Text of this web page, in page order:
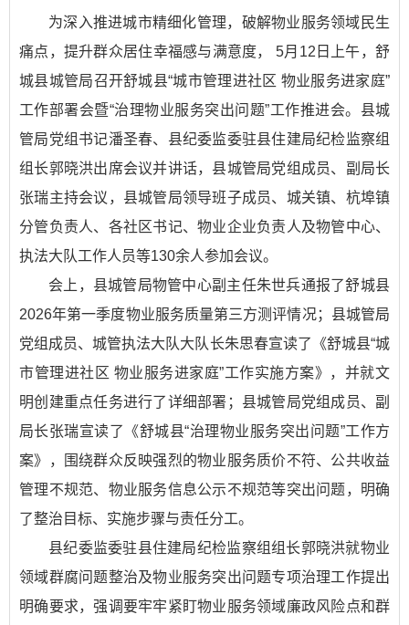
为深入推进城市精细化管理，破解物业服务领域民生
痛点，提升群众居住幸福感与满意度， 5月12日上午，舒
城县城管局召开舒城县“城市管理进社区 物业服务进家庭”
工作部署会暨“治理物业服务突出问题”工作推进会。县城
管局党组书记潘圣春、县纪委监委驻县住建局纪检监察组
组长郭晓洪出席会议并讲话，县城管局党组成员、副局长
张瑞主持会议，县城管局领导班子成员、城关镇、杭埠镇
分管负责人、各社区书记、物业企业负责人及物管中心、
执法大队工作人员等130余人参加会议。
会上，县城管局物管中心副主任朱世兵通报了舒城县
2026年第一季度物业服务质量第三方测评情况；县城管局
党组成员、城管执法大队大队长朱思春宣读了《舒城县“城
市管理进社区 物业服务进家庭”工作实施方案》，并就文
明创建重点任务进行了详细部署；县城管局党组成员、副
局长张瑞宣读了《舒城县“治理物业服务突出问题”工作方
案》，围绕群众反映强烈的物业服务质价不符、公共收益
管理不规范、物业服务信息公示不规范等突出问题，明确
了整治目标、实施步骤与责任分工。
县纪委监委驻县住建局纪检监察组组长郭晓洪就物业
领域群腐问题整治及物业服务突出问题专项治理工作提出
明确要求，强调要牢牢紧盯物业服务领域廉政风险点和群